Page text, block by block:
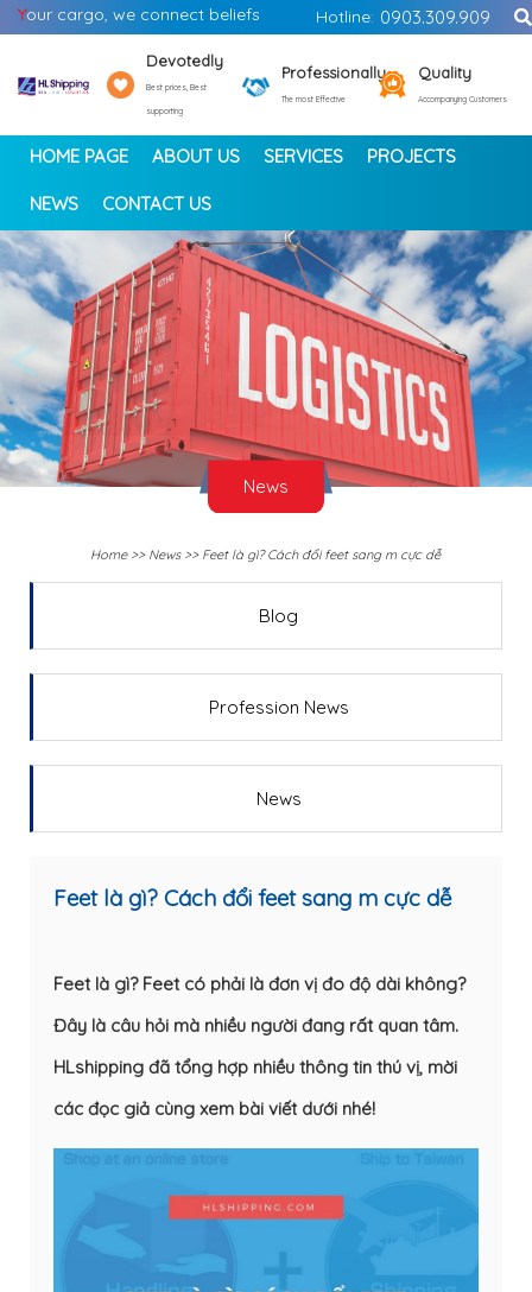
Your cargo, we connect beliefs Hotline: 0903.309.909
Devotedly
Best prices, Best
supporting
Professionally
The most Effective
Quality
Accompanying Customers
HOME PAGE ABOUT US SERVICES PROJECTS
NEWS CONTACT US
< >
News
Home>> News>> Feet là gì? Cách đổi feet sang m cực dễ
Blog
Profession News
News
Feet là gì? Cách đổi feet sang m cực dễ
Feet là gì? Feet có phải là đơn vị đo độ dài không?
Đây là câu hỏi mà nhiều người đang rất quan tâm.
HLshipping đã tổng hợp nhiều thông tin thú vị, mời
các đọc giả cùng xem bài viết dưới nhé!